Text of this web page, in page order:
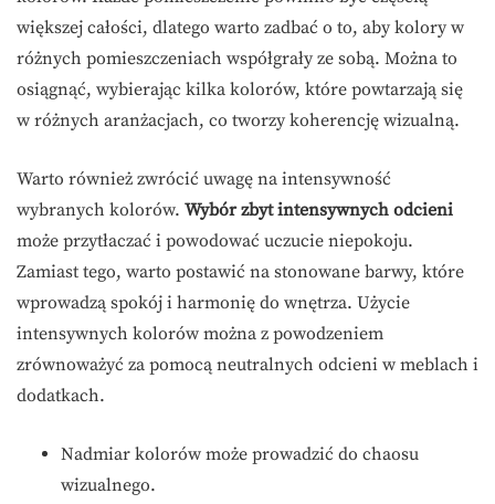
większej całości, dlatego warto zadbać o to, aby kolory w
różnych pomieszczeniach współgrały ze sobą. Można to
osiągnąć, wybierając kilka kolorów, które powtarzają się
w różnych aranżacjach, co tworzy koherencję wizualną.
Warto również zwrócić uwagę na intensywność
wybranych kolorów. Wybór zbyt intensywnych odcieni
może przytłaczać i powodować uczucie niepokoju.
Zamiast tego, warto postawić na stonowane barwy, które
wprowadzą spokój i harmonię do wnętrza. Użycie
intensywnych kolorów można z powodzeniem
zrównoważyć za pomocą neutralnych odcieni w meblach i
dodatkach.
Nadmiar kolorów może prowadzić do chaosu
wizualnego.